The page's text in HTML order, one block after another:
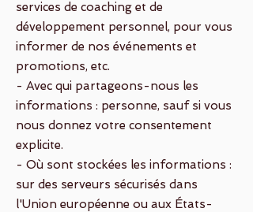
services de coaching et de
développement personnel, pour vous
informer de nos événements et
promotions, etc.
- Avec qui partageons-nous les
informations : personne, sauf si vous
nous donnez votre consentement
explicite.
- Où sont stockées les informations :
sur des serveurs sécurisés dans
l'Union européenne ou aux États-